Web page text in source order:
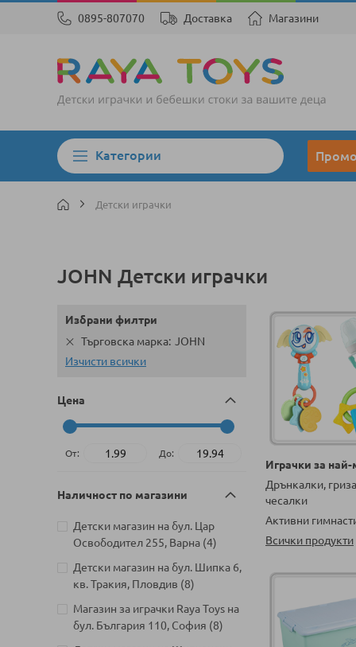
0895-807070 Доставка Магазини
Категории
Детски играчки
JOHN Детски играчки
Играчки за
Дрънкалки,
чесалки
Активни
Всички продукти
Избрани филтри
Търговска марка JOHN
Изчисти всички
Цена
От: До:
Наличност по магазини
Детски магазин на бул. Цар
Освободител 255, Варна 4
артикули
Детски магазин на бул. Шипка 6,
кв. Тракия, Пловдив
8
артикули
Магазин за играчки Raya Toys на
бул. България 110, София
8
артикули